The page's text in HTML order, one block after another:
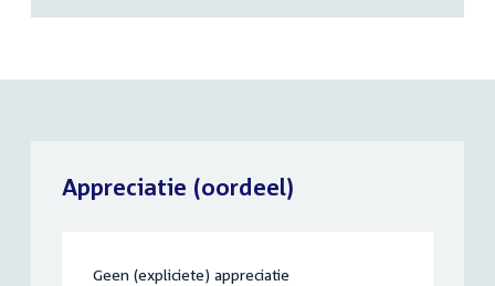
Appreciatie (oordeel)
Geen (expliciete) appreciatie